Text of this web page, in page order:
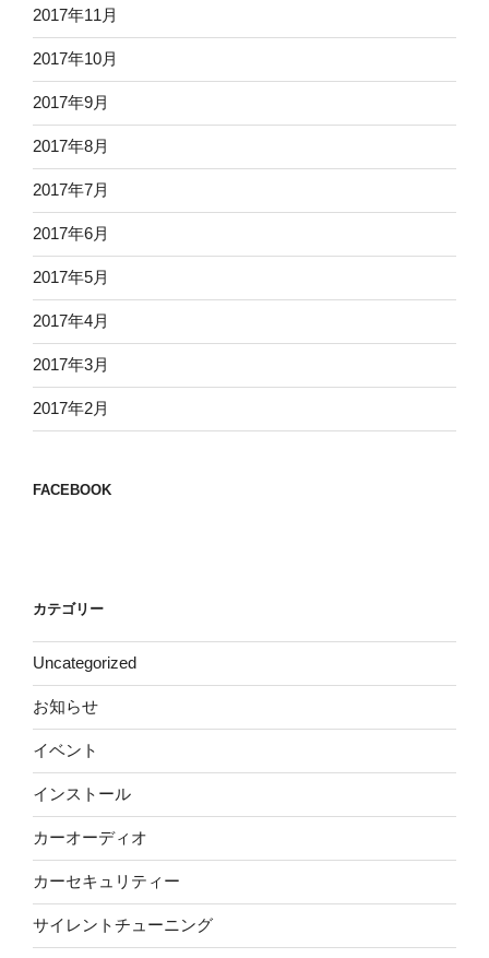
2017年11月
2017年10月
2017年9月
2017年8月
2017年7月
2017年6月
2017年5月
2017年4月
2017年3月
2017年2月
FACEBOOK
カテゴリー
Uncategorized
お知らせ
イベント
インストール
カーオーディオ
カーセキュリティー
サイレントチューニング